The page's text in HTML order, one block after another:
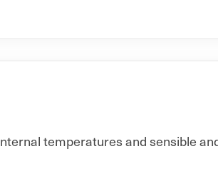
temperatures and sensible